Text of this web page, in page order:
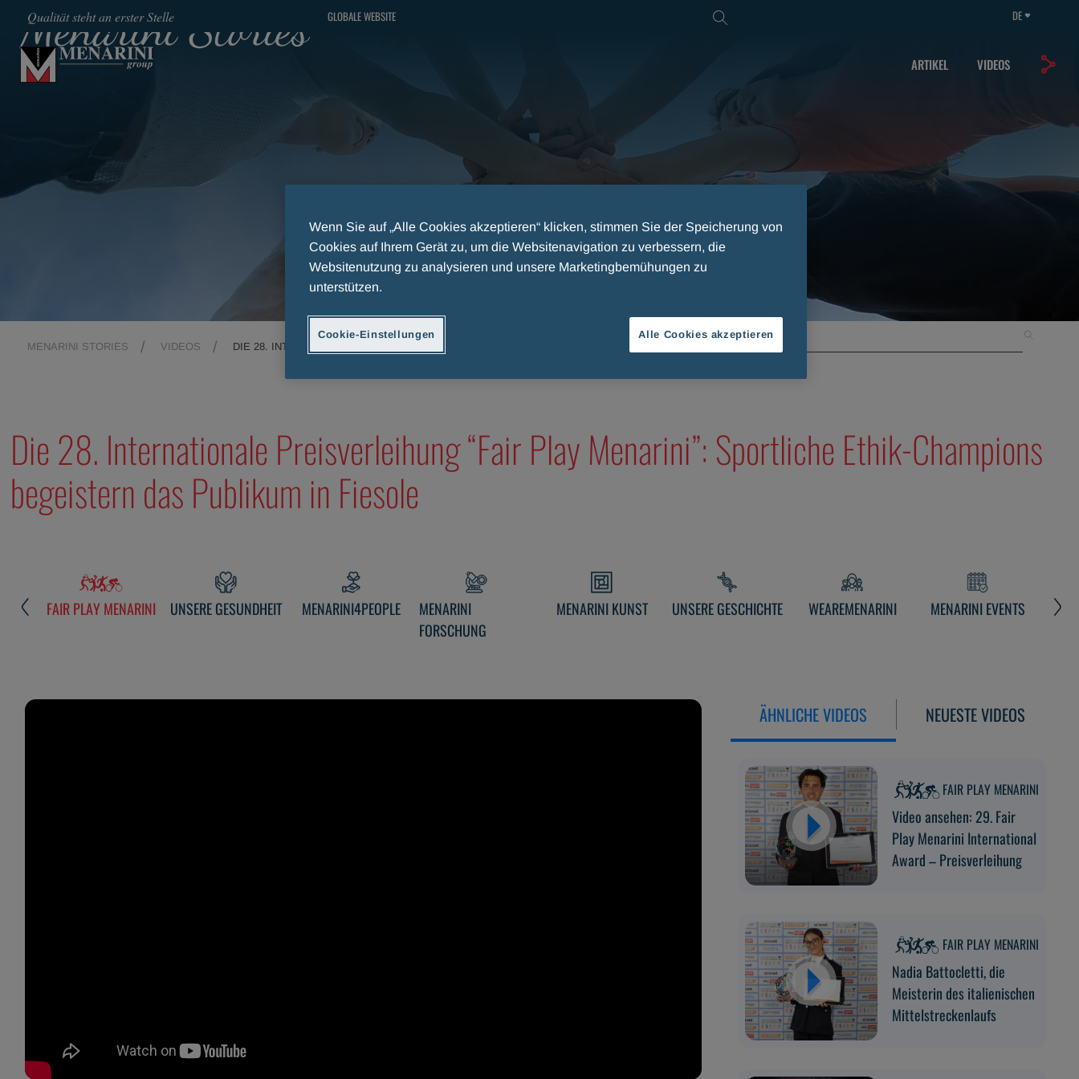
SKIP TO MAIN CONTENT
Qualität steht an erster Stelle GLOBALE WEBSITE DE
ARTIKEL VIDEOS
Menarini Stories
MENARINI STORIES VIDEOS
DIE 28. INTERNATIONALE PREISVERLEIHUNG “FAIR PLAY MENARINI”:
Suchen
Die 28. Internationale Preisverleihung “Fair Play Menarini”: Sportliche Ethik-Champions
begeistern das Publikum in Fiesole
FAIR PLAY MENARINI UNSERE GESUNDHEIT MENARINI4PEOPLE
MENARINI
FORSCHUNG
MENARINI KUNST UNSERE GESCHICHTE WEAREMENARINI MENARINI EVENTS
ÄHNLICHE VIDEOS NEUESTE VIDEOS
FAIR PLAY MENARINI
Video ansehen: 29. Fair
Play Menarini International
Award – Preisverleihung
FAIR PLAY MENARINI
Nadia Battocletti, die
Meisterin des italienischen
Mittelstreckenlaufs
Wenn Sie auf „Alle Cookies akzeptieren“ klicken, stimmen Sie der Speicherung von
Cookies auf Ihrem Gerät zu, um die Websitenavigation zu verbessern, die
Websitenutzung zu analysieren und unsere Marketingbemühungen zu
unterstützen.
Cookie-Einstellungen Alle Cookies akzeptieren